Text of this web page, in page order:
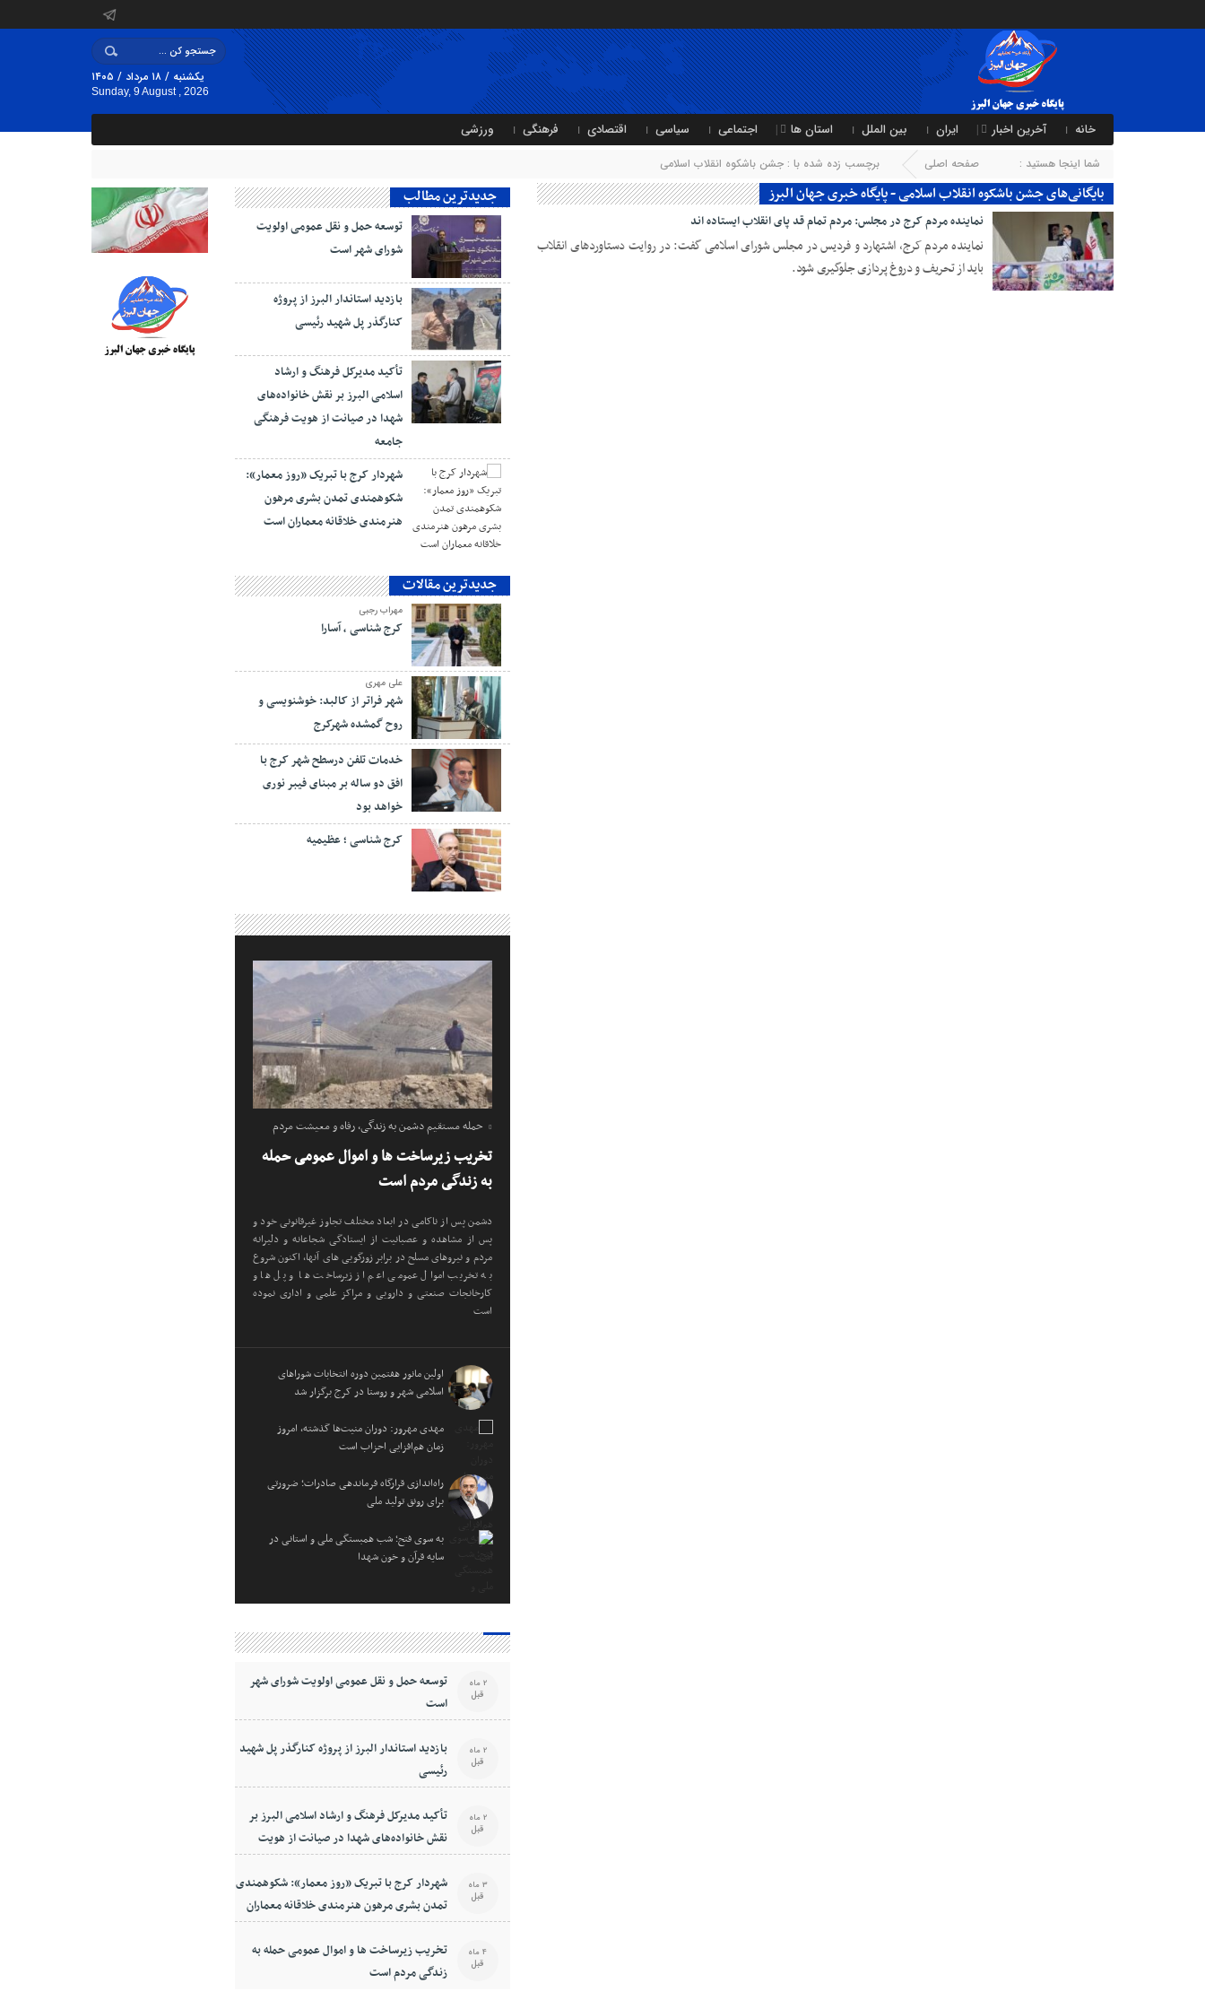
یکشنبه / ۱۸ مرداد / ۱۴۰۵
Sunday, 9 August , 2026
خانه آخرین اخبار ایران بین الملل استان ها اجتماعی سیاسی اقتصادی فرهنگی ورزشی
شما اینجا هستید : صفحه اصلی برچسب زده شده با : جشن باشکوه انقلاب اسلامی
بایگانی‌های جشن باشکوه انقلاب اسلامی - پایگاه خبری جهان البرز
10 فوریه 2025
نماینده مردم کرج در مجلس: مردم تمام قد پای انقلاب ایستاده اند
نماینده مردم کرج، اشتهارد و فردیس در مجلس شورای اسلامی گفت: در روایت دستاوردهای انقلاب
باید از تحریف و دروغ پردازی جلوگیری شود.
جدیدترین مطالب
توسعه حمل و نقل عمومی اولویت
شورای شهر است
بازدید استاندار البرز از پروژه
کنارگذر پل شهید رئیسی
تأکید مدیرکل فرهنگ و ارشاد
اسلامی البرز بر نقش خانواده‌های
شهدا در صیانت از هویت فرهنگی
جامعه
شهردار کرج با تبریک «روز معمار»:
شکوهمندی تمدن بشری مرهون
هنرمندی خلاقانه معماران است
جدیدترین مقالات
مهراب رجبی
کرج شناسی ، آسارا
علی مهری
شهر فراتر از کالبد: خوشنویسی و
روح گمشده شهرکرج
خدمات تلفن درسطح شهر کرج با
افق دو ساله بر مبنای فیبر نوری
خواهد بود
کرج شناسی ؛ عظیمیه
حمله مستقیم دشمن به زندگی، رفاه و معیشت مردم
تخریب زیرساخت ها و اموال عمومی حمله
به زندگی مردم است
دشمن پس از ناکامی در ابعاد مختلف تجاوز غیرقانونی خود و
پس از مشاهده و عصبانیت از ایستادگی شجاعانه و دلیرانه
مردم و نیروهای مسلح در برابر زورگویی های آنها، اکنون شروع
به تخریب اموال عمومی اعم از زیرساخت ها و پل ها و
کارخانجات صنعتی و دارویی و مراکز علمی و اداری نموده
است
اولین مانور هفتمین دوره انتخابات شوراهای
اسلامی شهر و روستا در کرج برگزار شد
مهدی مهرور: دوران منیت‌ها گذشته، امروز
زمان هم‌افزایی احزاب است
راه‌اندازی قرارگاه فرماندهی صادرات؛ ضرورتی
برای رونق تولید ملی
به سوی فتح؛ شب همبستگی ملی و استانی در
سایه قرآن و خون شهدا
توسعه حمل و نقل عمومی اولویت شورای شهر
است
2 ماه
قبل
بازدید استاندار البرز از پروژه کنارگذر پل شهید
رئیسی
2 ماه
قبل
تأکید مدیرکل فرهنگ و ارشاد اسلامی البرز بر
نقش خانواده‌های شهدا در صیانت از هویت
فرهنگی جامعه
2 ماه
قبل
شهردار کرج با تبریک «روز معمار»: شکوهمندی
تمدن بشری مرهون هنرمندی خلاقانه معماران
است
3 ماه
قبل
تخریب زیرساخت ها و اموال عمومی حمله به
زندگی مردم است
4 ماه
قبل